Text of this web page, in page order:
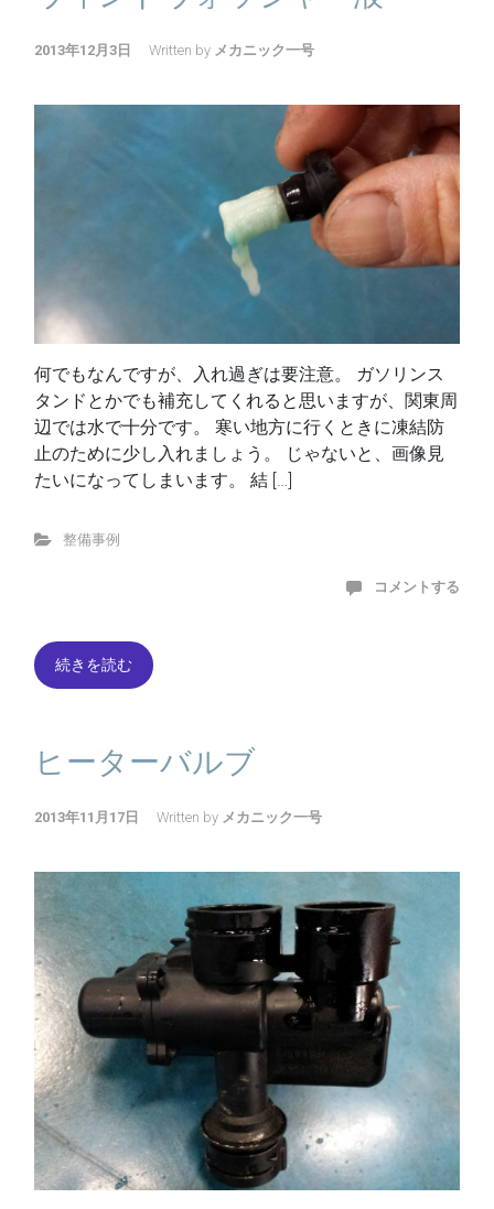
2013年12月3日 Written by メカニック一号
何でもなんですが、入れ過ぎは要注意。 ガソリンス
タンドとかでも補充してくれると思いますが、関東周
辺では水で十分です。 寒い地方に行くときに凍結防
止のために少し入れましょう。 じゃないと、画像見
たいになってしまいます。 結 […]
整備事例
コメントする
続きを読む
ヒーターバルブ
2013年11月17日 Written by メカニック一号